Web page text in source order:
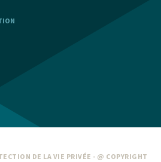
DE LA VIE PRIVÉE - @ COPYRIGHT